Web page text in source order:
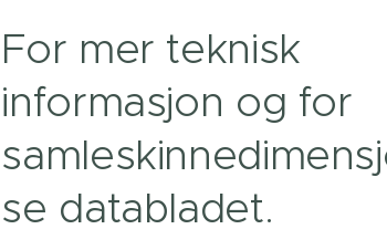
For mer teknisk
informasjon og for
se databladet.